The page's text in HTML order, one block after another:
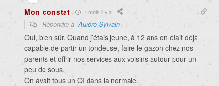
Mon constat 1 mois il y a
Répondre àAurore Sylvain
Oui, bien sûr. Quand j’étais jeune, à 12 ans on était déjà
capable de partir un tondeuse, faire le gazon chez nos
parents et offrir nos services aux voisins autour pour un
peu de sous.
On avait tous un QI dans la normale.